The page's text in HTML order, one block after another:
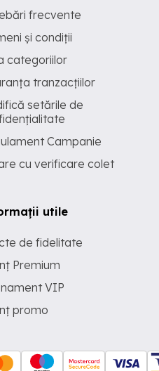
frecvente
și condiții
categoriilor
tranzacțiilor
setările de
Campanie
cu verificare colet
utile
de fidelitate
Premium
VIP
promo